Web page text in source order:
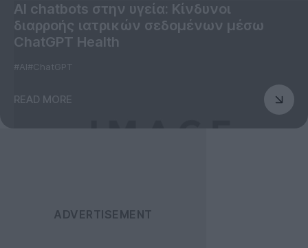
AI chatbots στην υγεία: Κίνδυνοι
διαρροής ιατρικών σεδομένων μέσω
ChatGPT Health
#AI#ChatGPT
READ MORE